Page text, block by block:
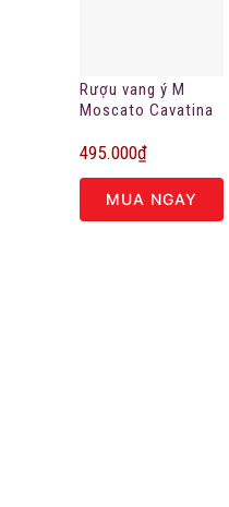
Rượu vang ý M
Moscato Cavatina
495.000₫
MUA NGAY